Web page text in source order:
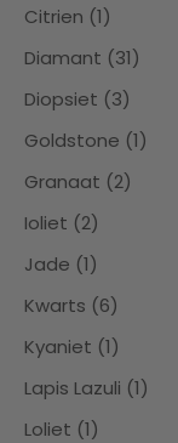
Citrien (1)
Diamant (31)
Diopsiet (3)
Goldstone (1)
Granaat (2)
Ioliet (2)
Jade (1)
Kwarts (6)
Kyaniet (1)
Lapis Lazuli (1)
Loliet (1)